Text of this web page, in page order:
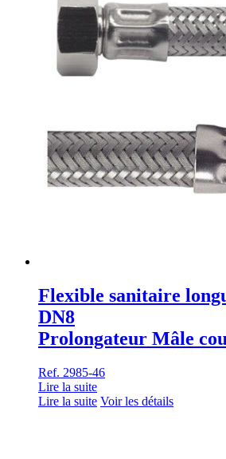
Flexible sanitaire
DN8
Prolongateur Mâle
Ref. 2985-46
Lire la suite
Lire la suite Voir les détails